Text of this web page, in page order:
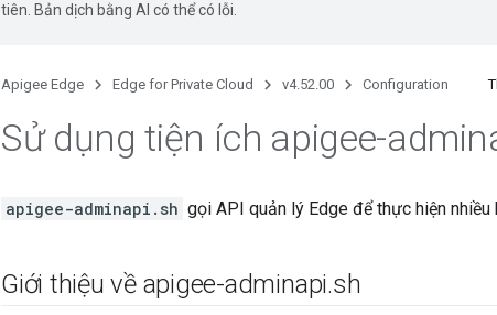
tiên. Bản dịch bằng AI có thể có lỗi.
Apigee Edge Edge for Private Cloud v4.52.00 Configuration
Sử dụng tiện ích apigee-
apigee-adminapi.sh gọi API quản lý Edge để thực hiện
Giới thiệu về apigee-adminapi.sh